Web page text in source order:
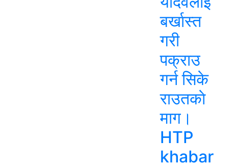
बर्खास्त
गरी
पक्राउ
गर्न सिके
राउतकाे
माग।
HTP
khabar